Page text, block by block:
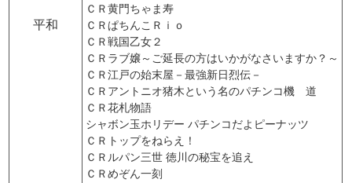
平和
ＣＲ黄門ちゃま寿
ＣＲぱちんこＲｉｏ
ＣＲ戦国乙女２
ＣＲラブ嬢～ご延長の方はいかがなさいますか？～
ＣＲ江戸の始末屋－最強新日烈伝－
ＣＲアントニオ猪木という名のパチンコ機 道
ＣＲ花札物語
シャボン玉ホリデー パチンコだよピーナッツ
ＣＲトップをねらえ！
ＣＲルパン三世 徳川の秘宝を追え
ＣＲめぞん一刻